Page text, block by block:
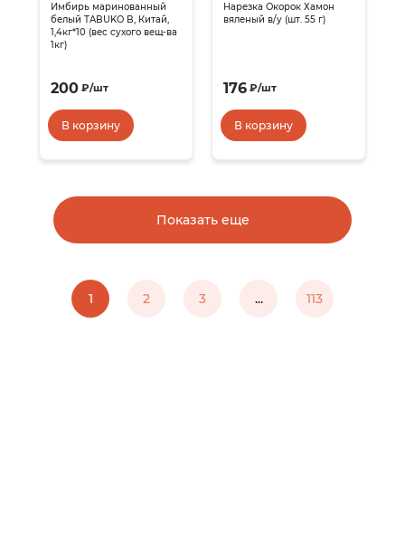
Имбирь маринованный
белый TABUKO B, Китай,
1,4кг*10 (вес сухого вещ-ва
1кг)
200 ₽/шт
В корзину
Нарезка Окорок Хамон
вяленый в/у (шт. 55 г)
176 ₽/шт
В корзину
Показать еще
1 2 3 ... 113